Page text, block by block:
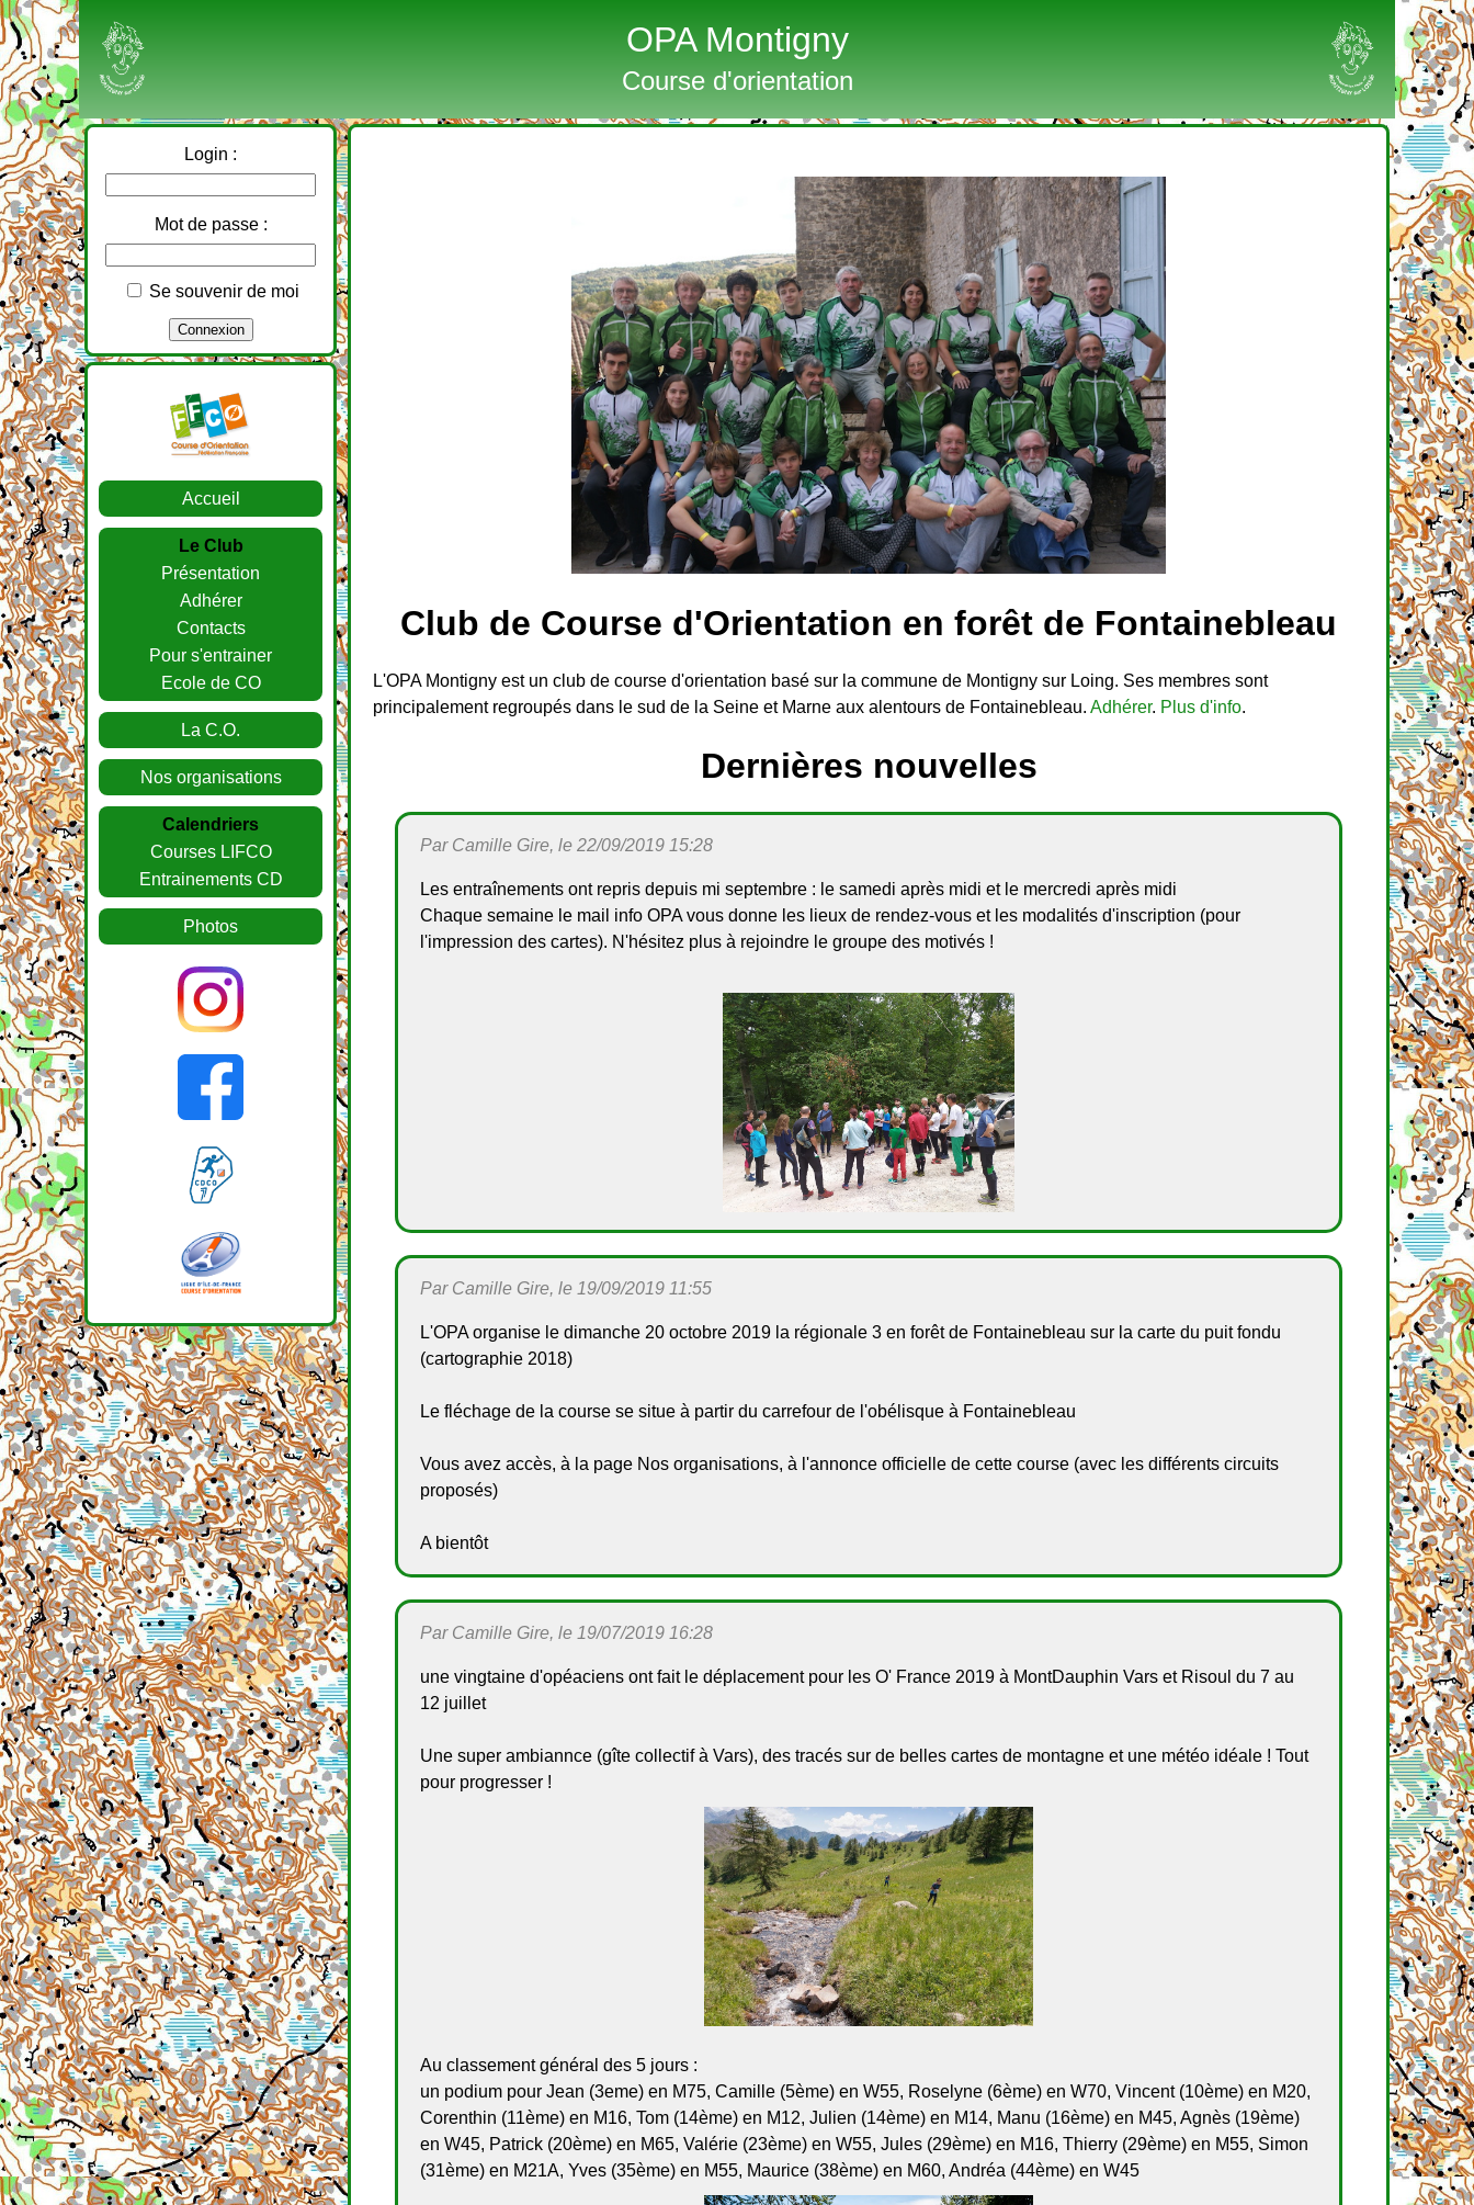
OPA Montigny
Course d'orientation
Login :
Mot de passe :
Se souvenir de moi
Accueil
Le Club
Présentation
Adhérer
Contacts
Pour s'entrainer
Ecole de CO
La C.O.
Nos organisations
Calendriers
Courses LIFCO
Entrainements CD
Photos
Club de Course d'Orientation en forêt de Fontainebleau
L'OPA Montigny est un club de course d'orientation basé sur la commune de Montigny sur Loing. Ses membres sont
principalement regroupés dans le sud de la Seine et Marne aux alentours de Fontainebleau. Adhérer. Plus d'info.
Dernières nouvelles
Par Camille Gire, le 22/09/2019 15:28
Les entraînements ont repris depuis mi septembre : le samedi après midi et le mercredi après midi
Chaque semaine le mail info OPA vous donne les lieux de rendez-vous et les modalités d'inscription (pour
l'impression des cartes). N'hésitez plus à rejoindre le groupe des motivés !
Par Camille Gire, le 19/09/2019 11:55
L'OPA organise le dimanche 20 octobre 2019 la régionale 3 en forêt de Fontainebleau sur la carte du puit fondu
(cartographie 2018)
Le fléchage de la course se situe à partir du carrefour de l'obélisque à Fontainebleau
Vous avez accès, à la page Nos organisations, à l'annonce officielle de cette course (avec les différents circuits
proposés)
A bientôt
Par Camille Gire, le 19/07/2019 16:28
une vingtaine d'opéaciens ont fait le déplacement pour les O' France 2019 à MontDauphin Vars et Risoul du 7 au
12 juillet
Une super ambiannce (gîte collectif à Vars), des tracés sur de belles cartes de montagne et une météo idéale ! Tout
pour progresser !
Au classement général des 5 jours :
un podium pour Jean (3eme) en M75, Camille (5ème) en W55, Roselyne (6ème) en W70, Vincent (10ème) en M20,
Corenthin (11ème) en M16, Tom (14ème) en M12, Julien (14ème) en M14, Manu (16ème) en M45, Agnès (19ème)
en W45, Patrick (20ème) en M65, Valérie (23ème) en W55, Jules (29ème) en M16, Thierry (29ème) en M55, Simon
(31ème) en M21A, Yves (35ème) en M55, Maurice (38ème) en M60, Andréa (44ème) en W45